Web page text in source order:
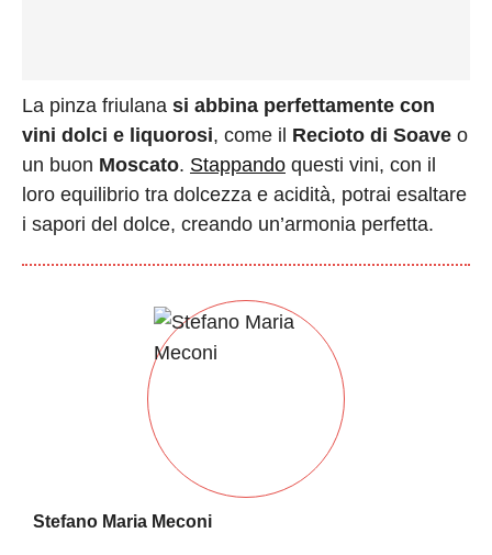
La pinza friulana si abbina perfettamente con
vini dolci e liquorosi, come il Recioto di Soave o
un buon Moscato. Stappando questi vini, con il
loro equilibrio tra dolcezza e acidità, potrai esaltare
i sapori del dolce, creando un’armonia perfetta.
Stefano Maria Meconi